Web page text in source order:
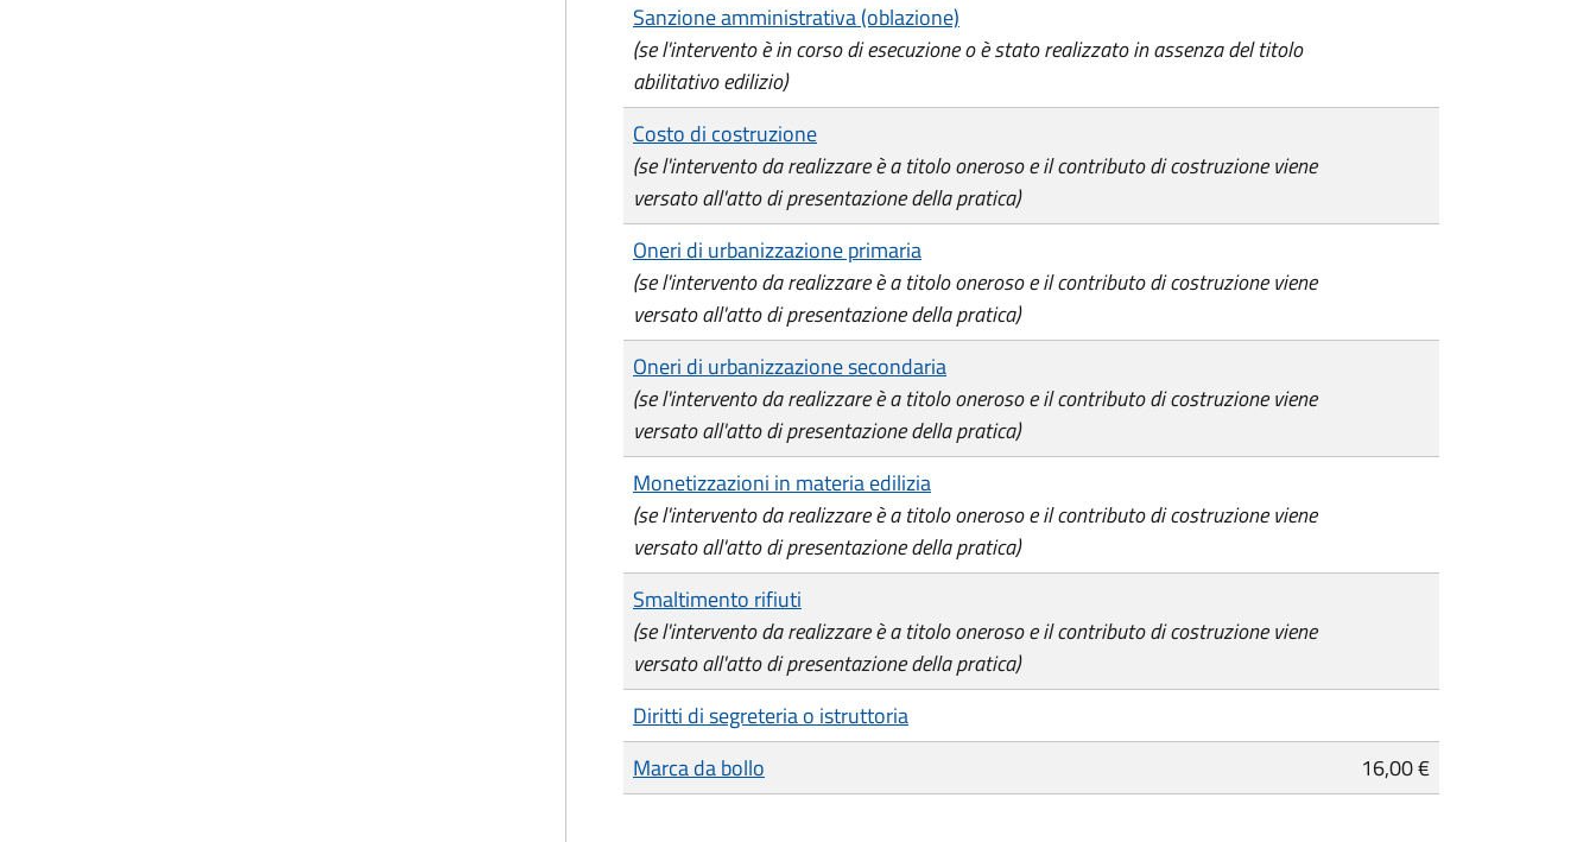
Sanzione amministrativa (oblazione)
(se l'intervento è in corso di esecuzione o è stato realizzato in assenza del titolo
abilitativo edilizio)
Costo di costruzione
(se l'intervento da realizzare è a titolo oneroso e il contributo di costruzione viene
versato all'atto di presentazione della pratica)
Oneri di urbanizzazione primaria
(se l'intervento da realizzare è a titolo oneroso e il contributo di costruzione viene
versato all'atto di presentazione della pratica)
Oneri di urbanizzazione secondaria
(se l'intervento da realizzare è a titolo oneroso e il contributo di costruzione viene
versato all'atto di presentazione della pratica)
Monetizzazioni in materia edilizia
(se l'intervento da realizzare è a titolo oneroso e il contributo di costruzione viene
versato all'atto di presentazione della pratica)
Smaltimento rifiuti
(se l'intervento da realizzare è a titolo oneroso e il contributo di costruzione viene
versato all'atto di presentazione della pratica)
Diritti di segreteria o istruttoria
Marca da bollo
16,00 €